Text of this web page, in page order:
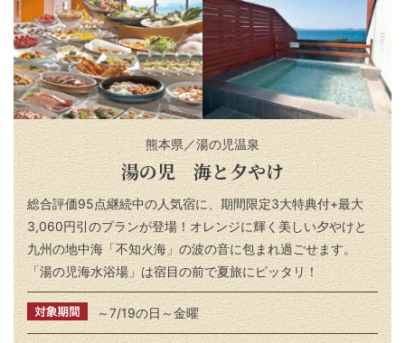
熊本県／湯の児温泉
湯の児 海と夕やけ
総合評価95点継続中の人気宿に、期間限定3大特典付+最大
3,060円引のプランが登場！オレンジに輝く美しい夕やけと
九州の地中海「不知火海」の波の音に包まれ過ごせます。
「湯の児海水浴場」は宿目の前で夏旅にピッタリ！
～7/19の日～金曜